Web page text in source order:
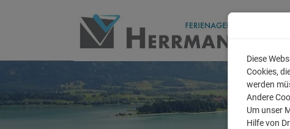
Diese
Cookies,
werden
Andere
Um unser
Hilfe von